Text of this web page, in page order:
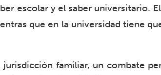
escolar y el saber universitario.
que en la universidad tiene
jurisdicción familiar, un combate